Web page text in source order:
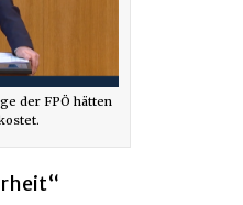
der FPÖ hätten